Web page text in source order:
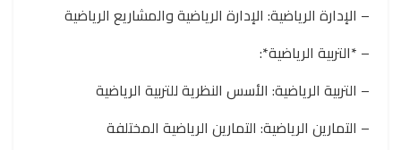
– الإدارة الرياضية: الإدارة الرياضية والمشاريع الرياضية
– *التربية الرياضية*:
– التربية الرياضية: الأسس النظرية للتربية الرياضية
– التمارين الرياضية: التمارين الرياضية المختلفة